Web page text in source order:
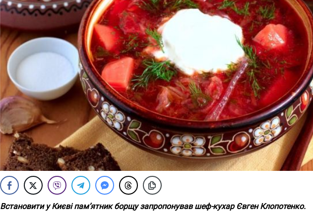
Встановити у Києві пам’ятник борщу запропонував шеф-кухар Євген Клопотенко.